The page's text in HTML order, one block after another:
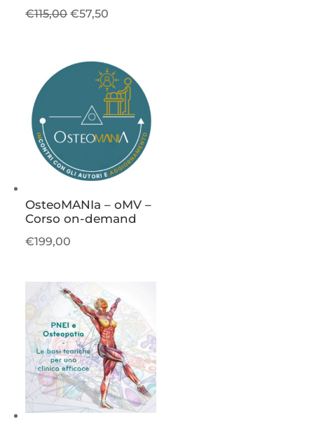
€115,00Il
era:
€115,00.
€57,50
è:
€57,50.
OsteoMANIa – oMV –
Corso on-demand
€199,00